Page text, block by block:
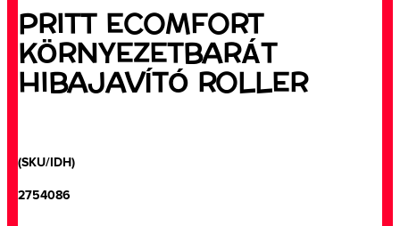
PRITT ECOMFORT
KÖRNYEZETBARÁT
HIBAJAVÍTÓ ROLLER
(SKU/IDH)
2754086